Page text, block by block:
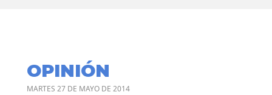
OPINIÓN
MARTES 27 DE MAYO DE 2014